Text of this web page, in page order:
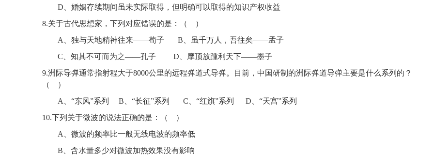
D、婚姻存续期间虽未实际取得，但明确可以取得的知识产权收益
8.关于古代思想家，下列对应错误的是： （
）
A、 独与天地精神往来——荀子
B、虽千万人，吾往矣——孟子
C、知其不可而为之——孔子
D、摩顶放踵利天下——墨子
9.洲际导弹通常指射程大于8000公里的远程弹道式导弹。目前，中国研制的洲际弹道导弹主要是什么系列的？
（
）
A、“东风”系列
B、“长征”系列 C、“红旗”系列
D、“天宫”系列
10.下列关于微波的说法正确的是： （
）
A、微波的频率比一般无线电波的频率低
B、含水量多少对微波加热效果没有影响